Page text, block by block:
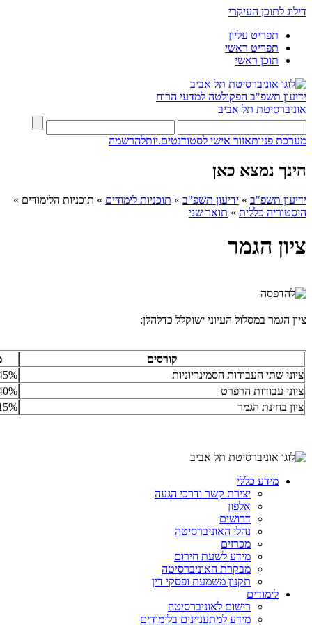
דילוג לתוכן העיקרי
תפריט עליון
תפריט ראשי
תוכן ראשי
ידיעון תשפ"ב הפקולטה למדעי הרוח
אוניברסיטת תל אביב
מערכת פניותאזור אישי לסטודנטים.יותלהרשמה
הינך נמצא כאן
ידיעון תשפ"ב » ידיעון תשפ"ב » תוכניות לימודים » תוכניות הלימודים »
היסטוריה כללית » תואר שני
ציון הגמר
ציון הגמר במסלול העיוני ישוקלל כדלהלן:
קורסים
ציוני שתי העבודות הסמינריוניות
ציוני עבודות הרפרט
ציון בחינת הגמר
מידע כללי
יצירת קשר ודרכי הגעה
אלפון
דרושים
נהלי האוניברסיטה
מכרזים
מידע לשעת חירום
מבקרת האוניברסיטה
תקנון משמעת ופסקי דין
לימודים
רישום לאוניברסיטה
מידע למתעניינים בלימודים